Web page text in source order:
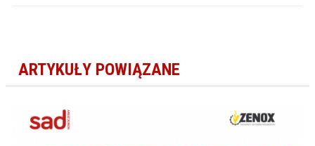
ARTYKUŁY POWIĄZANE